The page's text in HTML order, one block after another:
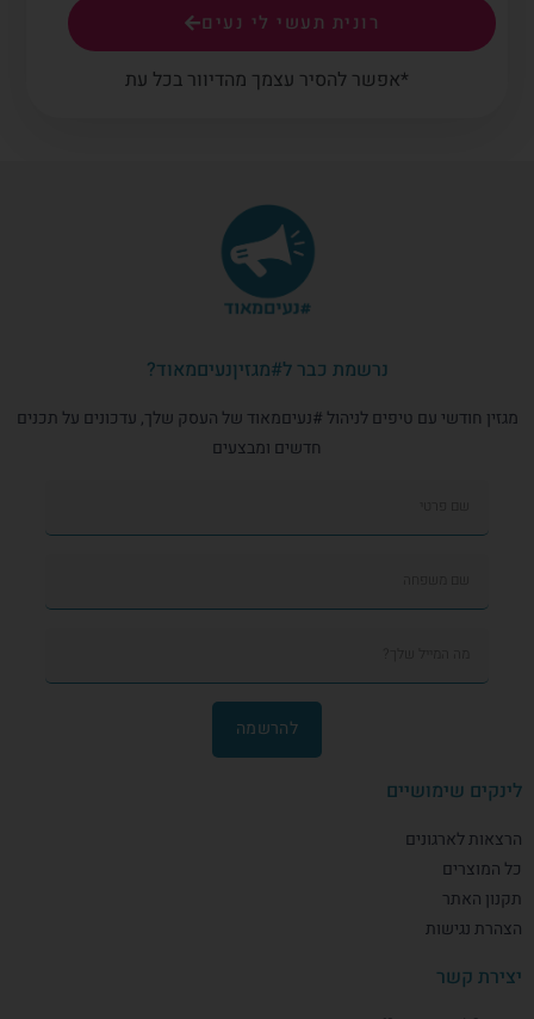
רונית תעשי לי נעים
*אפשר להסיר עצמך מהדיוור בכל עת
נרשמת כבר ל#מגזיןנעיםמאוד?
מגזין חודשי עם טיפים לניהול #נעיםמאוד של העסק שלך, עדכונים על תכנים
חדשים ומבצעים
להרשמה
לינקים שימושיים
הרצאות לארגונים
כל המוצרים
תקנון האתר
הצהרת נגישות
יצירת קשר